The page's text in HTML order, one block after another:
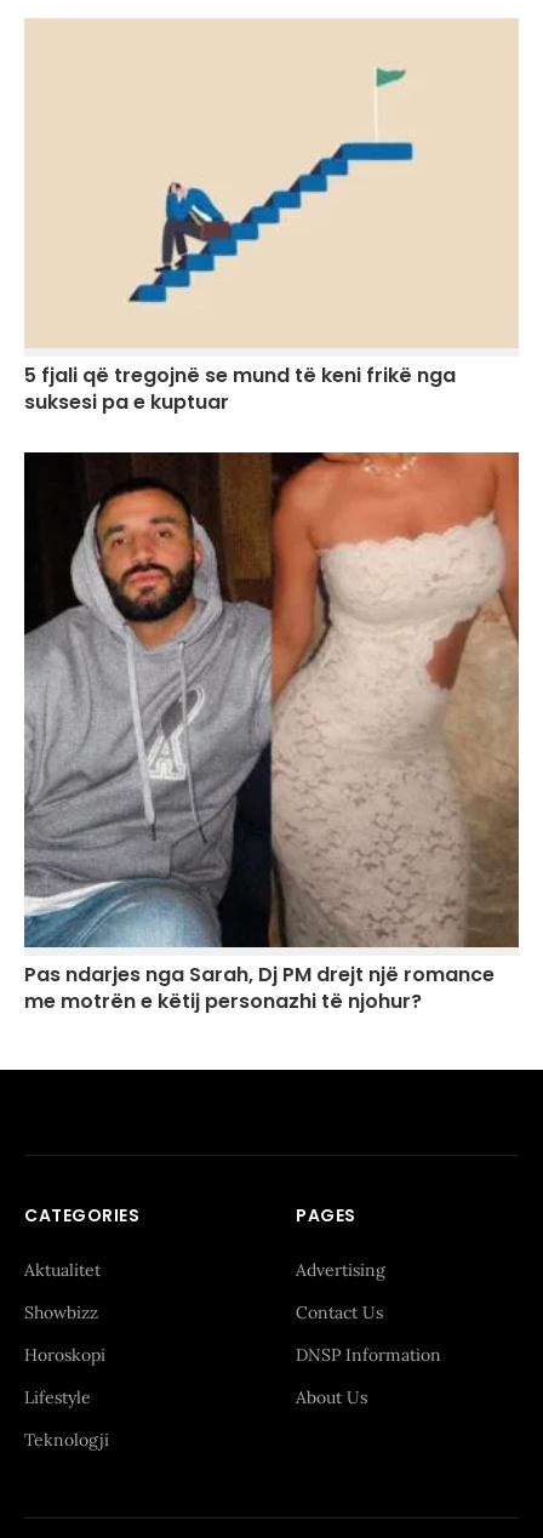
5 fjali që tregojnë se mund të keni frikë nga
suksesi pa e kuptuar
Pas ndarjes nga Sarah, Dj PM drejt një romance
me motrën e këtij personazhi të njohur?
CATEGORIES
Aktualitet
Showbizz
Horoskopi
Lifestyle
Teknologji
PAGES
Advertising
Contact Us
DNSP Information
About Us